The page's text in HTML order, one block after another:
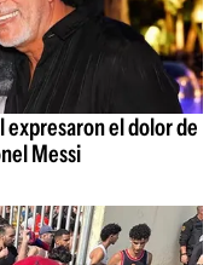
expresaron el dolor de
Messi